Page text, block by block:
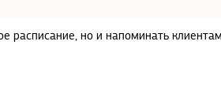
расписание, но и напоминать